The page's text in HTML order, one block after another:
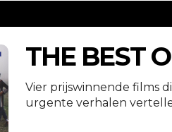
THE BEST
Vier prijswinnende films
urgente verhalen